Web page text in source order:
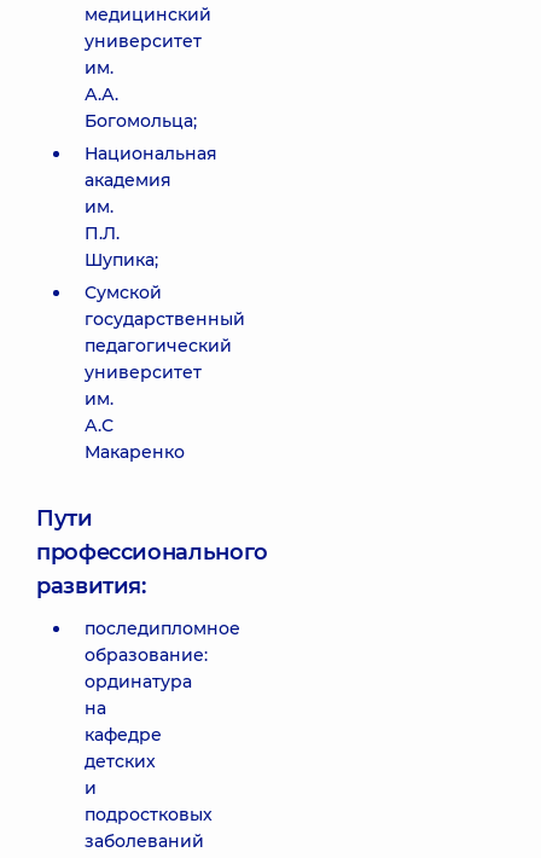
медицинский
университет
им.
А.А.
Богомольца;
Национальная
академия
им.
П.Л.
Шупика;
Сумской
государственный
педагогический
университет
им.
А.С
Макаренко
Пути
профессионального
развития:
последипломное
образование:
ординатура
на
кафедре
детских
и
подростковых
заболеваний